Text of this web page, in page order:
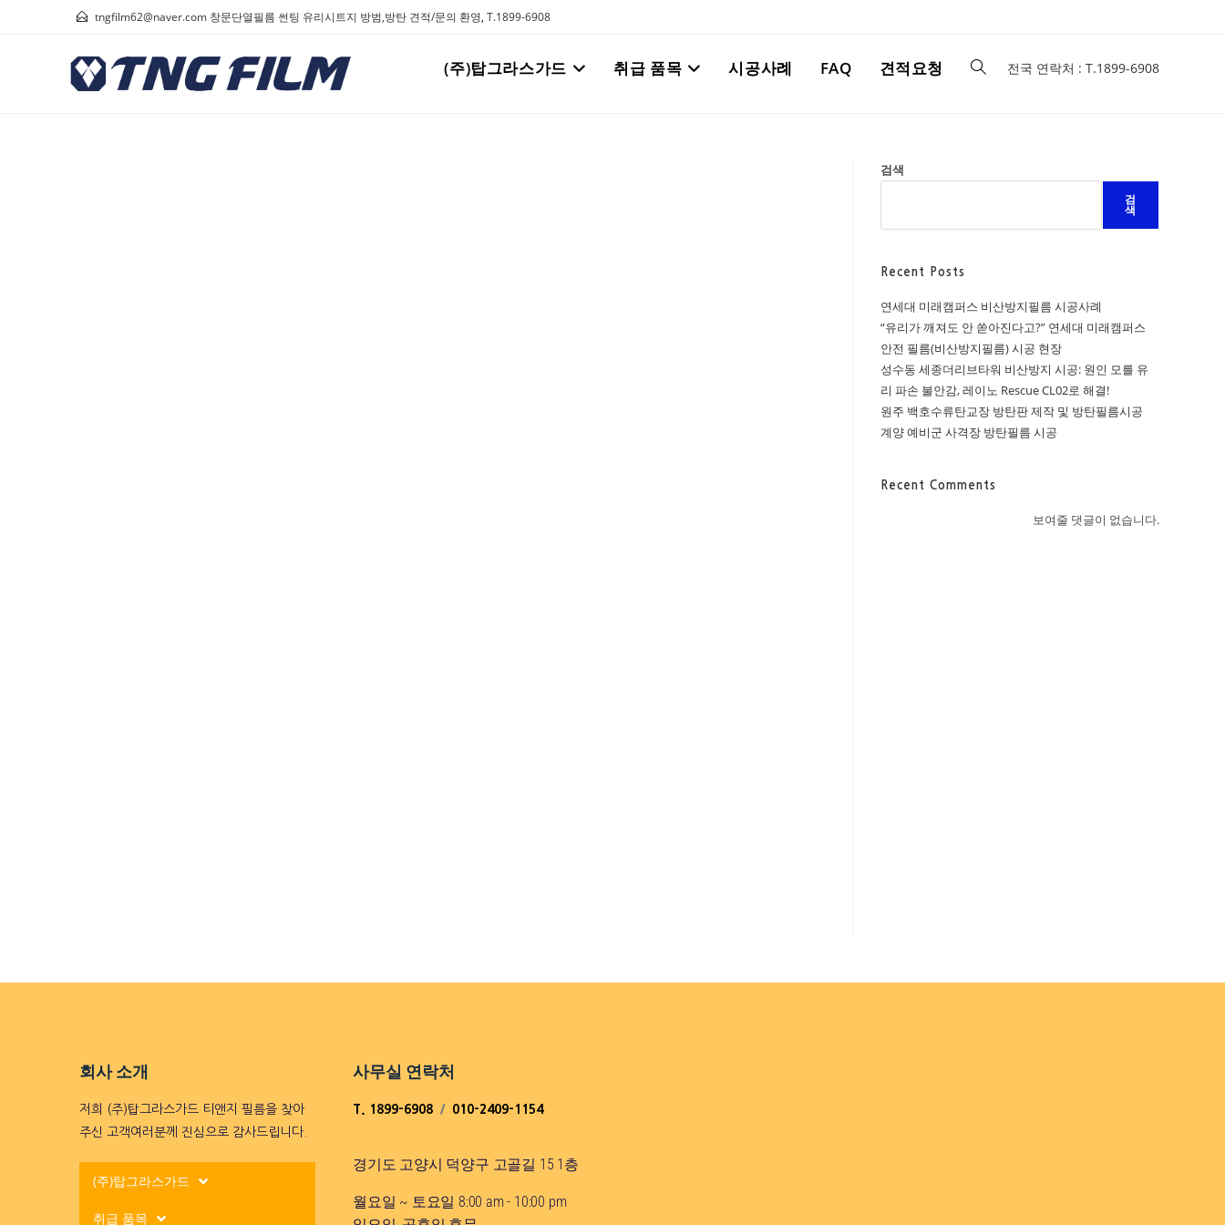
tngfilm62@naver.com 창문단열필름 썬팅 유리시트지 방범,방탄 견적/문의 환영, T.1899-6908
전국 연락처 : T.1899-6908
(주)탑그라스가드 취급 품목 시공사례 FAQ 견적요청
검색
검
색
Recent Posts
연세대 미래캠퍼스 비산방지필름 시공사례
“유리가 깨져도 안 쏟아진다고?” 연세대 미래캠퍼스
안전 필름(비산방지필름) 시공 현장
성수동 세종더리브타워 비산방지 시공: 원인 모를 유
리 파손 불안감, 레이노 Rescue CL02로 해결!
원주 백호수류탄교장 방탄판 제작 및 방탄필름시공
계양 예비군 사격장 방탄필름 시공
Recent Comments
보여줄 댓글이 없습니다.
회사 소개
저희 (주)탑그라스가드 티앤지 필름을 찾아
주신 고객여러분께 진심으로 감사드립니다.
(주)탑그라스가드
취급 품목
사무실 연락처
T. 1899-6908 / 010-2409-1154
경기도 고양시 덕양구 고골길 15 1층
월요일 ~ 토요일 8:00 am - 10:00 pm